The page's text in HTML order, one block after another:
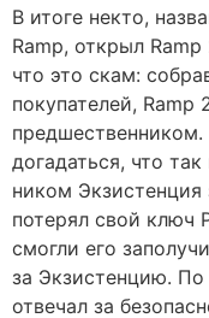
В итоге некто,
Ramp, открыл
что это скам:
покупателей, Ramp
догадаться, что
ником Экзистенция
потерял свой ключ
смогли его
за Экзистенцию.
отвечал за